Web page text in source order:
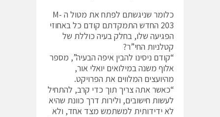
כלומר שניגשתם לפתח את מטול ה M-
203 החדש התמקדתם קודם כל באחוזי
הפגיעה שלו, בחלק בעיה כוללת של
קטלניות החי”ר?
“קודם ניסינו להבין איפה הבעיה”, מספר
אלוף משנה במילואים יואלי אור,
מהיועצים המלווים את הפרויקט.
“כאשר אתה צריך תוך כדי קרב, להתחיל
לעשות חישובים, ולירות דרך כוונת שהיא
לא ידידותית למשתמש מצד אחד, ולא